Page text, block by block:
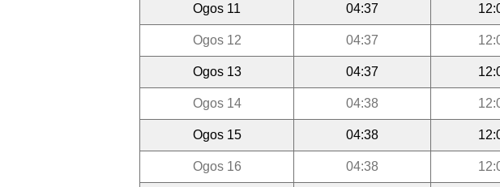
Ogos 11 04:37
Ogos 12 04:37
Ogos 13 04:37
Ogos 14 04:38
Ogos 15 04:38
Ogos 16 04:38